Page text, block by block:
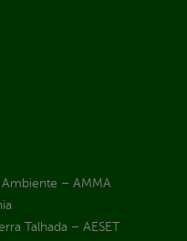
– AMMA
Talhada – AESET